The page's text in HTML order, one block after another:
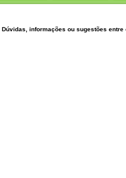
Dúvidas, informações ou sugestões